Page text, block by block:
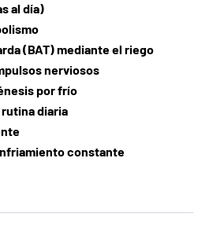
al día)
(BAT) mediante el riego
nerviosos
por frío
diaria
constante